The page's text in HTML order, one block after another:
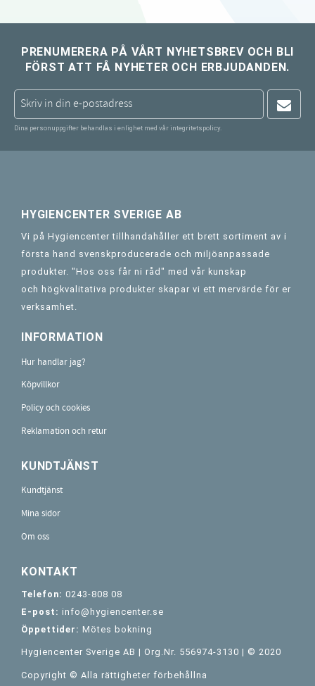
PRENUMERERA PÅ VÅRT NYHETSBREV OCH BLI
FÖRST ATT FÅ NYHETER OCH ERBJUDANDEN.
Dina personuppgifter behandlas i enlighet med vår integritetspolicy.
HYGIENCENTER SVERIGE AB
Vi på Hygiencenter tillhandahåller ett brett sortiment av i
första hand svenskproducerade och miljöanpassade
produkter. "Hos oss får ni råd" med vår kunskap
och högkvalitativa produkter skapar vi ett mervärde för er
verksamhet.
INFORMATION
Hur handlar jag?
Köpvillkor
Policy och cookies
Reklamation och retur
KUNDTJÄNST
Kundtjänst
Mina sidor
Om oss
KONTAKT
Telefon: 0243-808 08
E-post: info@hygiencenter.se
Öppettider: Mötes bokning
Hygiencenter Sverige AB | Org.Nr. 556974-3130 | © 2020
Copyright © Alla rättigheter förbehållna